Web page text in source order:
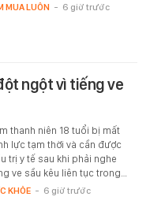
MUA LUÔN - 6 giờ trước
ngột vì tiếng ve
thanh niên 18 tuổi bị mất
lực tạm thời và cần được
trị y tế sau khi phải nghe
ve sầu kêu liên tục trong…
KHỎE - 6 giờ trước